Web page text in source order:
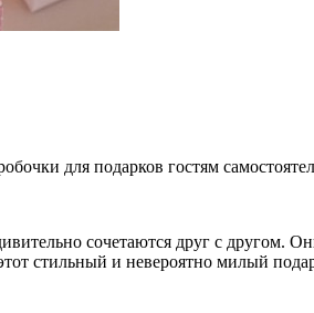
для подарков гостям
сочетаются друг с другом.
стильный и невероятно милый